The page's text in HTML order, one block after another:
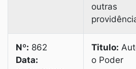
outras
Nº: 862
Data:
Titulo:
o Poder